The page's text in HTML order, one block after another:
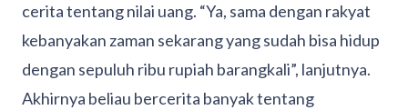
cerita tentang nilai uang. “Ya, sama dengan rakyat
kebanyakan zaman sekarang yang sudah bisa hidup
dengan sepuluh ribu rupiah barangkali”, lanjutnya.
Akhirnya beliau bercerita banyak tentang